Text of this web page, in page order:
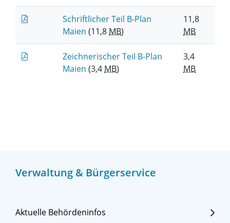
Verwaltung & Bürgerservice
Aktuelle Behördeninfos
Schriftlicher Teil B-Plan
Maien (11,8 MB)
11,8
MB
Zeichnerischer Teil B-Plan
Maien (3,4 MB)
3,4
MB